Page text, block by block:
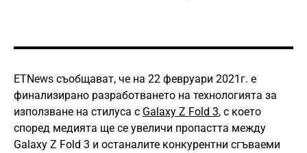
ETNews съобщават, че на 22 февруари 2021г. е
финализирано разработването на технологията за
използване на стилуса с Galaxy Z Fold 3, с което
според медията ще се увеличи пропастта между
Galaxy Z Fold 3 и останалите конкурентни сгъваеми